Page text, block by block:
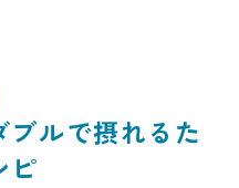
ルで摂れるた
ピ